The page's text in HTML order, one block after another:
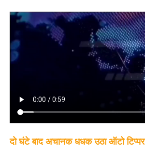
दो घंटे बाद अचानक धधक उठा ऑटो टिप्पर